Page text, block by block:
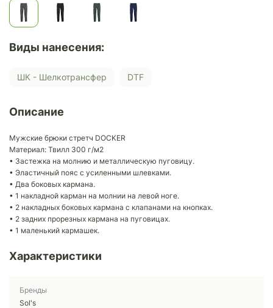
Виды нанесения:
ШК - Шелкотрансфер DTF
Описание
Мужские брюки стретч DOCKER
Материал: Твилл 300 г/м2
• Застежка на молнию и металлическую пуговицу.
• Эластичный пояс с усиленными шлевками.
• Два боковых кармана.
• 1 накладной карман на молнии на левой ноге.
• 2 накладных боковых кармана с клапанами на кнопках.
• 2 задних прорезных кармана на пуговицах.
• 1 маленький кармашек.
Характеристики
Бренды
Sol's